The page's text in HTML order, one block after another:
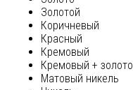
Золотой
Коричневый
Красный
Кремовый
Кремовый + золото
Матовый никель